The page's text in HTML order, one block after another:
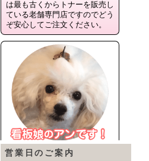
営業日のご案内